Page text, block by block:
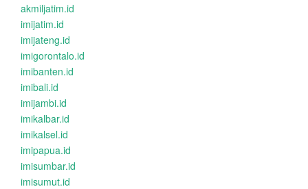
akmiljatim.id
imijatim.id
imijateng.id
imigorontalo.id
imibanten.id
imibali.id
imijambi.id
imikalbar.id
imikalsel.id
imipapua.id
imisumbar.id
imisumut.id